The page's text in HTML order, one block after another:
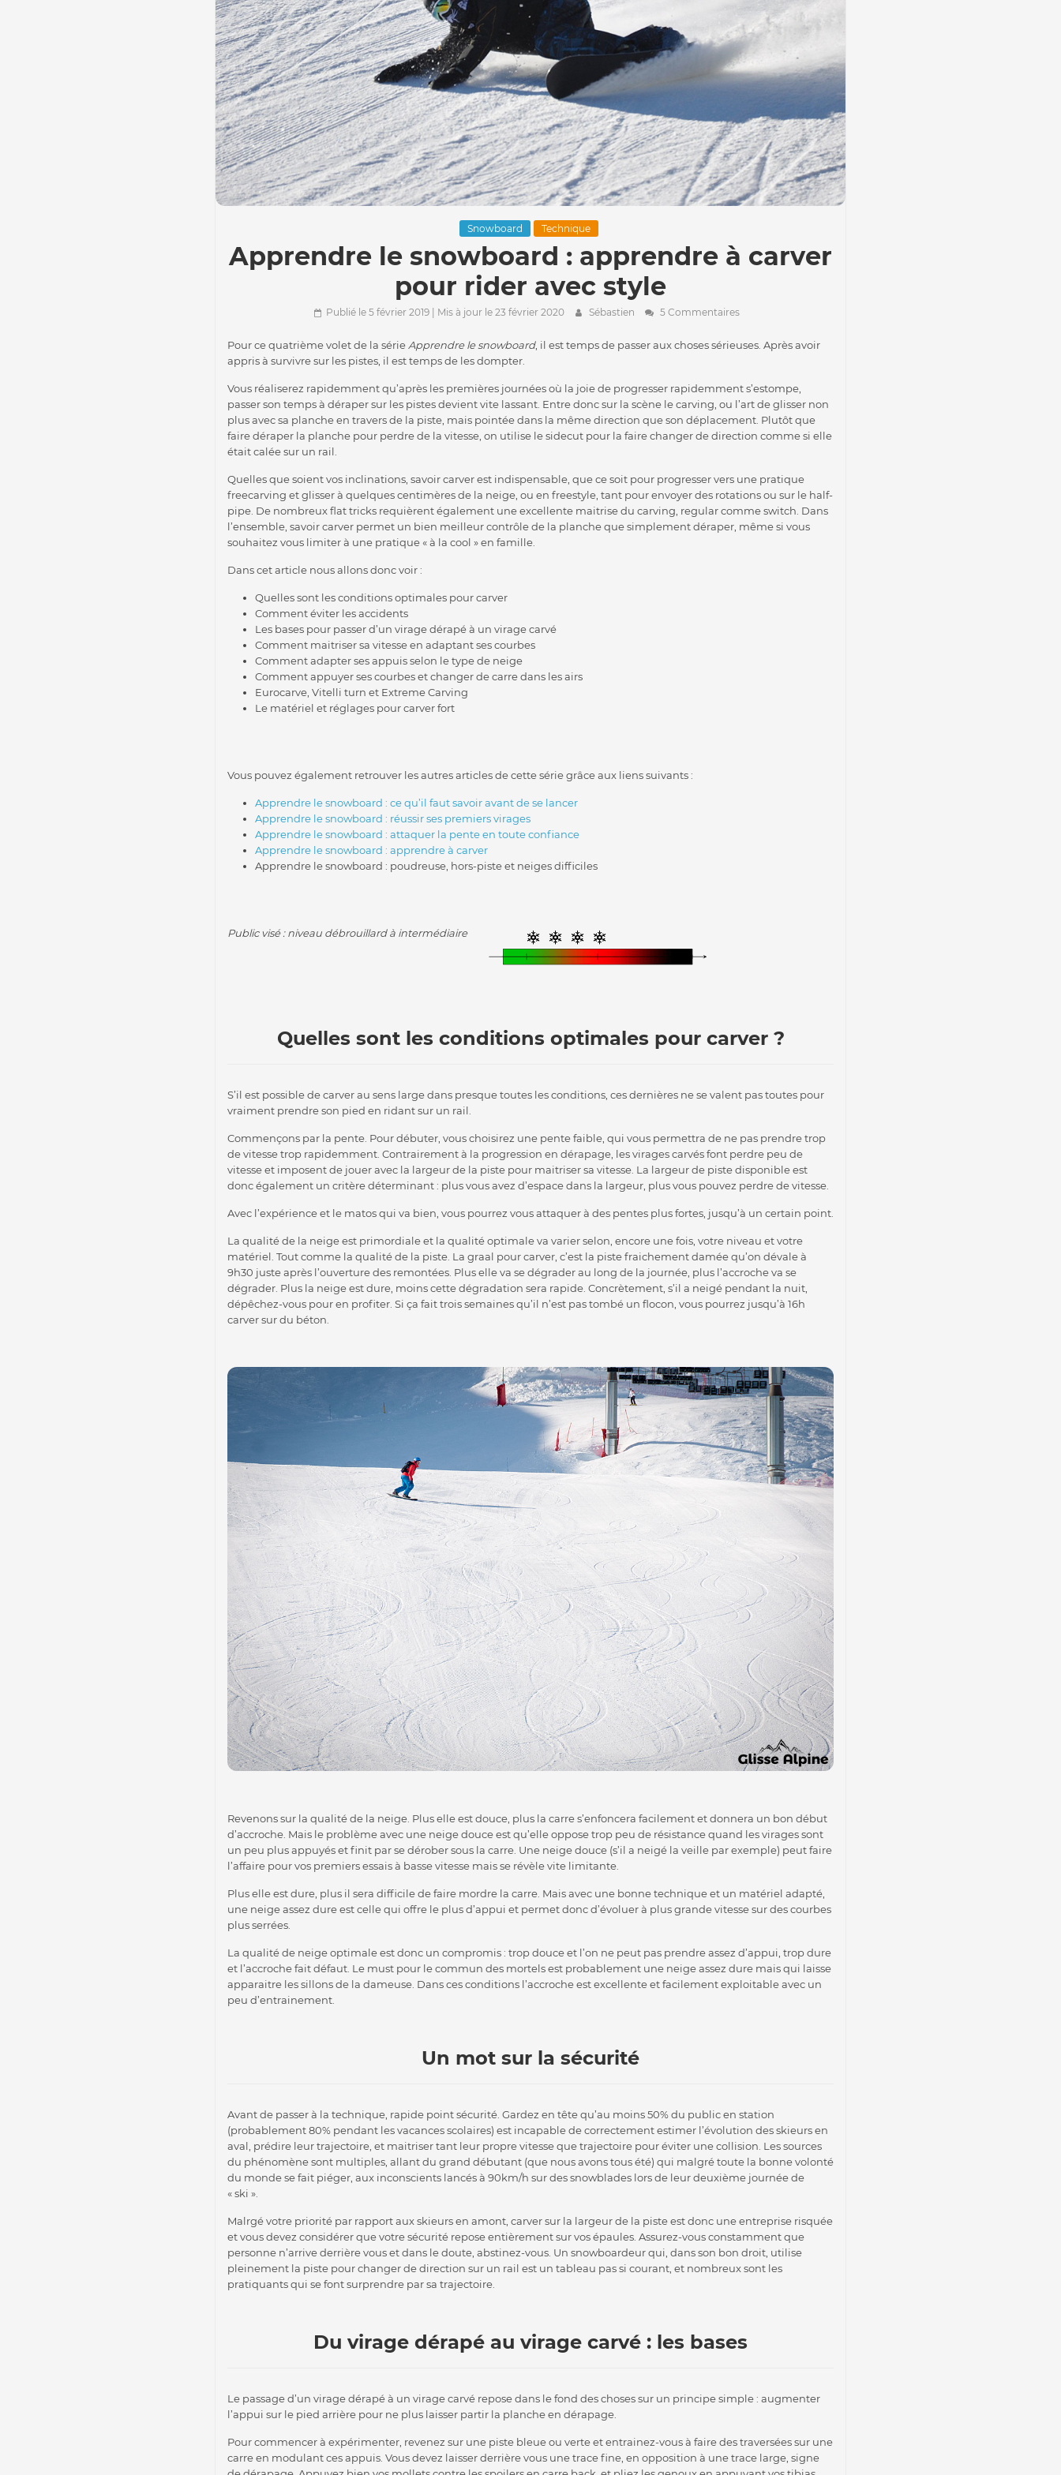
Snowboard Technique
Apprendre le snowboard : apprendre à carver
pour rider avec style
Publié le 5 février 2019| Mis à jour le 23 février 2020 Sébastien 5 Commentaires
Pour ce quatrième volet de la série Apprendre le snowboard, il est temps de passer aux choses sérieuses. Après avoir
appris à survivre sur les pistes, il est temps de les dompter.
Vous réaliserez rapidemment qu’après les premières journées où la joie de progresser rapidemment s’estompe,
passer son temps à déraper sur les pistes devient vite lassant. Entre donc sur la scène le carving, ou l’art de glisser non
plus avec sa planche en travers de la piste, mais pointée dans la même direction que son déplacement. Plutôt que
faire déraper la planche pour perdre de la vitesse, on utilise le sidecut pour la faire changer de direction comme si elle
était calée sur un rail.
Quelles que soient vos inclinations, savoir carver est indispensable, que ce soit pour progresser vers une pratique
freecarving et glisser à quelques centimères de la neige, ou en freestyle, tant pour envoyer des rotations ou sur le half-
pipe. De nombreux flat tricks requièrent également une excellente maitrise du carving, regular comme switch. Dans
l’ensemble, savoir carver permet un bien meilleur contrôle de la planche que simplement déraper, même si vous
souhaitez vous limiter à une pratique « à la cool » en famille.
Dans cet article nous allons donc voir :
Quelles sont les conditions optimales pour carver
Comment éviter les accidents
Les bases pour passer d’un virage dérapé à un virage carvé
Comment maitriser sa vitesse en adaptant ses courbes
Comment adapter ses appuis selon le type de neige
Comment appuyer ses courbes et changer de carre dans les airs
Eurocarve, Vitelli turn et Extreme Carving
Le matériel et réglages pour carver fort
Vous pouvez également retrouver les autres articles de cette série grâce aux liens suivants :
Apprendre le snowboard : ce qu’il faut savoir avant de se lancer
Apprendre le snowboard : réussir ses premiers virages
Apprendre le snowboard : attaquer la pente en toute confiance
Apprendre le snowboard : apprendre à carver
Apprendre le snowboard : poudreuse, hors-piste et neiges difficiles
Public visé : niveau débrouillard à intermédiaire
Quelles sont les conditions optimales pour carver ?
S’il est possible de carver au sens large dans presque toutes les conditions, ces dernières ne se valent pas toutes pour
vraiment prendre son pied en ridant sur un rail.
Commençons par la pente. Pour débuter, vous choisirez une pente faible, qui vous permettra de ne pas prendre trop
de vitesse trop rapidemment. Contrairement à la progression en dérapage, les virages carvés font perdre peu de
vitesse et imposent de jouer avec la largeur de la piste pour maitriser sa vitesse. La largeur de piste disponible est
donc également un critère déterminant : plus vous avez d’espace dans la largeur, plus vous pouvez perdre de vitesse.
Avec l’expérience et le matos qui va bien, vous pourrez vous attaquer à des pentes plus fortes, jusqu’à un certain point.
La qualité de la neige est primordiale et la qualité optimale va varier selon, encore une fois, votre niveau et votre
matériel. Tout comme la qualité de la piste. La graal pour carver, c’est la piste fraichement damée qu’on dévale à
9h30 juste après l’ouverture des remontées. Plus elle va se dégrader au long de la journée, plus l’accroche va se
dégrader. Plus la neige est dure, moins cette dégradation sera rapide. Concrètement, s’il a neigé pendant la nuit,
dépêchez-vous pour en profiter. Si ça fait trois semaines qu’il n’est pas tombé un flocon, vous pourrez jusqu’à 16h
carver sur du béton.
Revenons sur la qualité de la neige. Plus elle est douce, plus la carre s’enfoncera facilement et donnera un bon début
d’accroche. Mais le problème avec une neige douce est qu’elle oppose trop peu de résistance quand les virages sont
un peu plus appuyés et finit par se dérober sous la carre. Une neige douce (s’il a neigé la veille par exemple) peut faire
l’affaire pour vos premiers essais à basse vitesse mais se révèle vite limitante.
Plus elle est dure, plus il sera difficile de faire mordre la carre. Mais avec une bonne technique et un matériel adapté,
une neige assez dure est celle qui offre le plus d’appui et permet donc d’évoluer à plus grande vitesse sur des courbes
plus serrées.
La qualité de neige optimale est donc un compromis : trop douce et l’on ne peut pas prendre assez d’appui, trop dure
et l’accroche fait défaut. Le must pour le commun des mortels est probablement une neige assez dure mais qui laisse
apparaitre les sillons de la dameuse. Dans ces conditions l’accroche est excellente et facilement exploitable avec un
peu d’entrainement.
Un mot sur la sécurité
Avant de passer à la technique, rapide point sécurité. Gardez en tête qu’au moins 50% du public en station
(probablement 80% pendant les vacances scolaires) est incapable de correctement estimer l’évolution des skieurs en
aval, prédire leur trajectoire, et maitriser tant leur propre vitesse que trajectoire pour éviter une collision. Les sources
du phénomène sont multiples, allant du grand débutant (que nous avons tous été) qui malgré toute la bonne volonté
du monde se fait piéger, aux inconscients lancés à 90km/h sur des snowblades lors de leur deuxième journée de
« ski ».
Malrgé votre priorité par rapport aux skieurs en amont, carver sur la largeur de la piste est donc une entreprise risquée
et vous devez considérer que votre sécurité repose entièrement sur vos épaules. Assurez-vous constamment que
personne n’arrive derrière vous et dans le doute, abstinez-vous. Un snowboardeur qui, dans son bon droit, utilise
pleinement la piste pour changer de direction sur un rail est un tableau pas si courant, et nombreux sont les
pratiquants qui se font surprendre par sa trajectoire.
Du virage dérapé au virage carvé : les bases
Le passage d’un virage dérapé à un virage carvé repose dans le fond des choses sur un principe simple : augmenter
l’appui sur le pied arrière pour ne plus laisser partir la planche en dérapage.
Pour commencer à expérimenter, revenez sur une piste bleue ou verte et entrainez-vous à faire des traversées sur une
carre en modulant ces appuis. Vous devez laisser derrière vous une trace fine, en opposition à une trace large, signe